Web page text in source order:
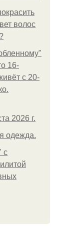
волос
16-
с 20-
2026 г.
одежда.
с